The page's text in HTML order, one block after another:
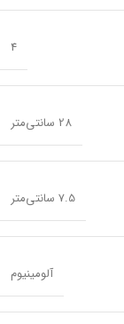
4
28 سانتی‌متر
7.5 سانتی‌متر
آلومینیوم